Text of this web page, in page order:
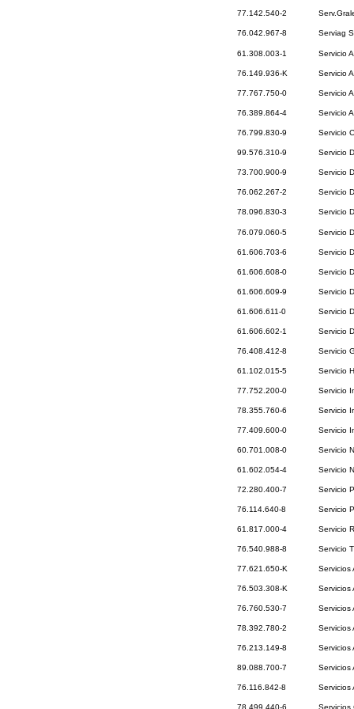
77.142.540-2
76.042.967-8 Serviag
61.308.003-1 Servicio
76.149.936-K Servicio
77.767.750-0 Servicio
76.389.864-4 Servicio
76.799.830-9 Servicio
99.576.310-9 Servicio
73.700.900-9 Servicio
76.062.267-2 Servicio
78.096.830-3 Servicio
76.079.060-5 Servicio
61.606.703-6 Servicio
61.606.608-0 Servicio
61.606.609-9 Servicio
61.606.611-0 Servicio
61.606.602-1 Servicio
76.408.412-8 Servicio
61.102.015-5 Servicio
77.752.200-0 Servicio
78.355.760-6 Servicio
77.409.600-0 Servicio
60.701.008-0 Servicio
61.602.054-4 Servicio
72.280.400-7 Servicio
76.114.640-8 Servicio
61.817.000-4 Servicio
76.540.988-8 Servicio
77.621.650-K Servicios
76.503.308-K Servicios
76.760.530-7 Servicios
78.392.780-2 Servicios
76.213.149-8 Servicios
89.088.700-7 Servicios
76.116.842-8 Servicios
78.499.440-6 Servicios